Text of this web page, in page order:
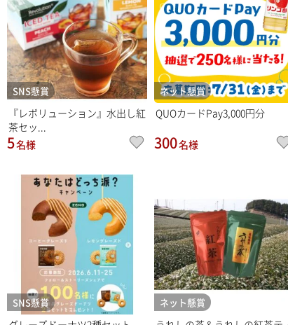
SNS懸賞
『レボリューション』水出し紅
茶セッ...
5名様
ネット懸賞
QUOカードPay3,000円分
300名様
SNS懸賞 ネット懸賞